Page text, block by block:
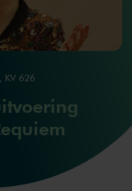
KV 626